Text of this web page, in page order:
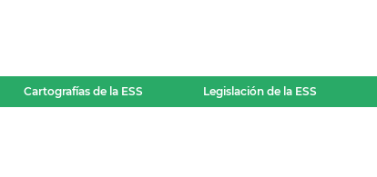
Cartografías de la ESS Legislación de la ESS